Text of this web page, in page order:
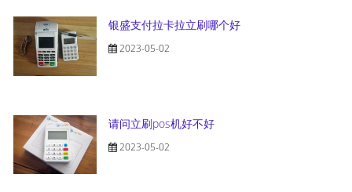
银盛支付拉卡拉立刷哪个好
2023-05-02
请问立刷pos机好不好
2023-05-02